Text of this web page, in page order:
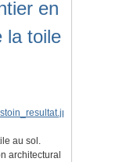
en
la toile
au sol.
architectural